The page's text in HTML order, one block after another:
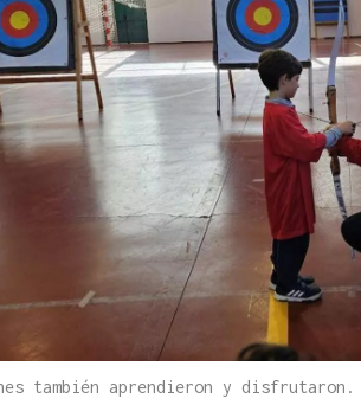
también aprendieron y disfrutaron.